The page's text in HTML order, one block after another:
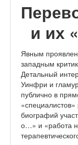
и их
Явным
западным
Детальный
Уинфри и
публично в
биографий
о…» и «работа